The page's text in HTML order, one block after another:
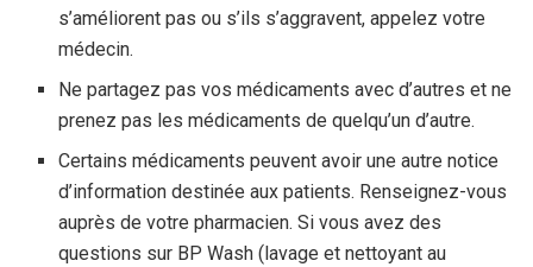
s’améliorent pas ou s’ils s’aggravent, appelez votre
médecin.
Ne partagez pas vos médicaments avec d’autres et ne
prenez pas les médicaments de quelqu’un d’autre.
Certains médicaments peuvent avoir une autre notice
d’information destinée aux patients. Renseignez-vous
auprès de votre pharmacien. Si vous avez des
questions sur BP Wash (lavage et nettoyant au